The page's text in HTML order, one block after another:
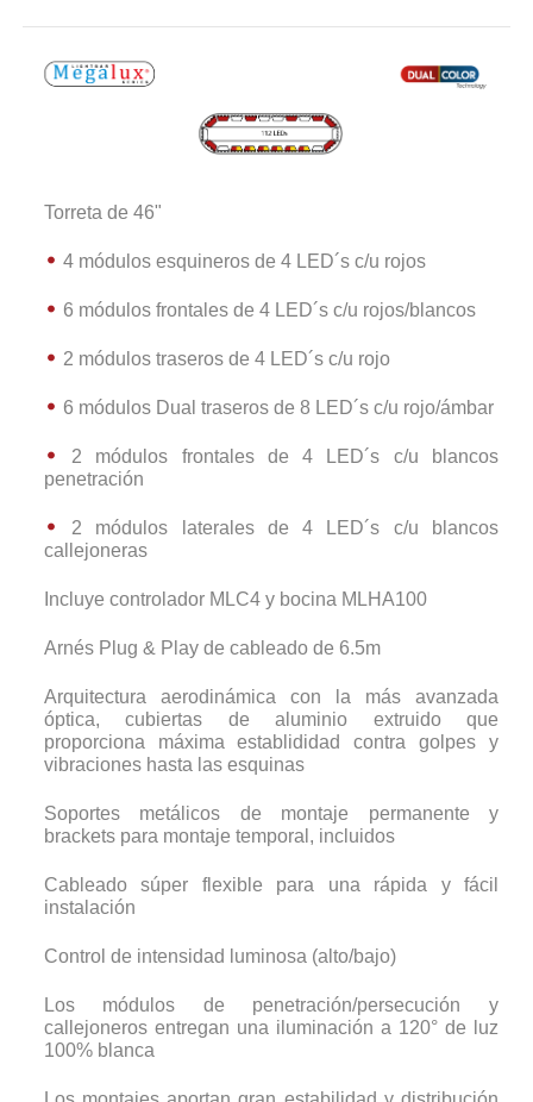
Torreta de 46"
4 módulos esquineros de 4 LED´s c/u rojos
6 módulos frontales de 4 LED´s c/u rojos/blancos
2 módulos traseros de 4 LED´s c/u rojo
6 módulos Dual traseros de 8 LED´s c/u rojo/ámbar
2 módulos frontales de 4 LED´s c/u blancos
penetración
2 módulos laterales de 4 LED´s c/u blancos
callejoneras
Incluye controlador MLC4 y bocina MLHA100
Arnés Plug & Play de cableado de 6.5m
Arquitectura aerodinámica con la más avanzada
óptica, cubiertas de aluminio extruido que
proporciona máxima establididad contra golpes y
vibraciones hasta las esquinas
Soportes metálicos de montaje permanente y
brackets para montaje temporal, incluidos
Cableado súper flexible para una rápida y fácil
instalación
Control de intensidad luminosa (alto/bajo)
Los módulos de penetración/persecución y
callejoneros entregan una iluminación a 120° de luz
100% blanca